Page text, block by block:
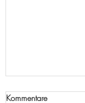
Kommentare